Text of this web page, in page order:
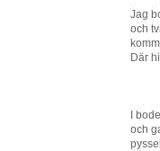
Jag
och
Där
I
och